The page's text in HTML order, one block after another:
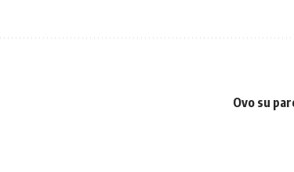
Ovo su